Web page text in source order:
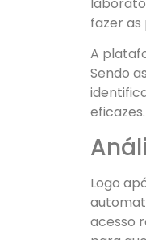
fazer as
A
Sendo
eficazes.
Logo
acesso